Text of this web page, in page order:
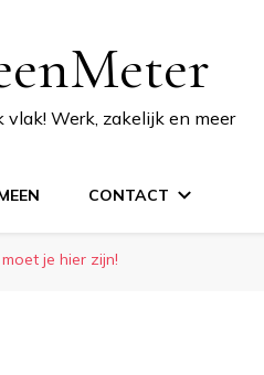
vlak! Werk, zakelijk en meer
CONTACT
je hier zijn!